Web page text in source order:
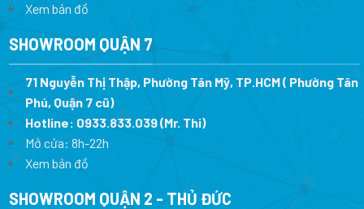
Xem bản đồ
SHOWROOM QUẬN 7
71 Nguyễn Thị Thập, Phường Tân Mỹ, TP.HCM ( Phường Tân
Phú, Quận 7 cũ)
Hotline: 0933.833.039(Mr. Thi)
Mở cửa: 8h-22h
Xem bản đồ
SHOWROOM QUẬN 2 - THỦ ĐỨC